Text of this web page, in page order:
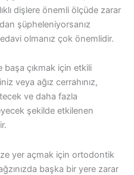
dişlere önemli ölçüde zarar
şüpheleniyorsanız
olmanız çok önemlidir.
çıkmak için etkili
veya ağız cerrahınız,
ve daha fazla
şekilde etkilenen
yer açmak için ortodontik
başka bir yere zarar